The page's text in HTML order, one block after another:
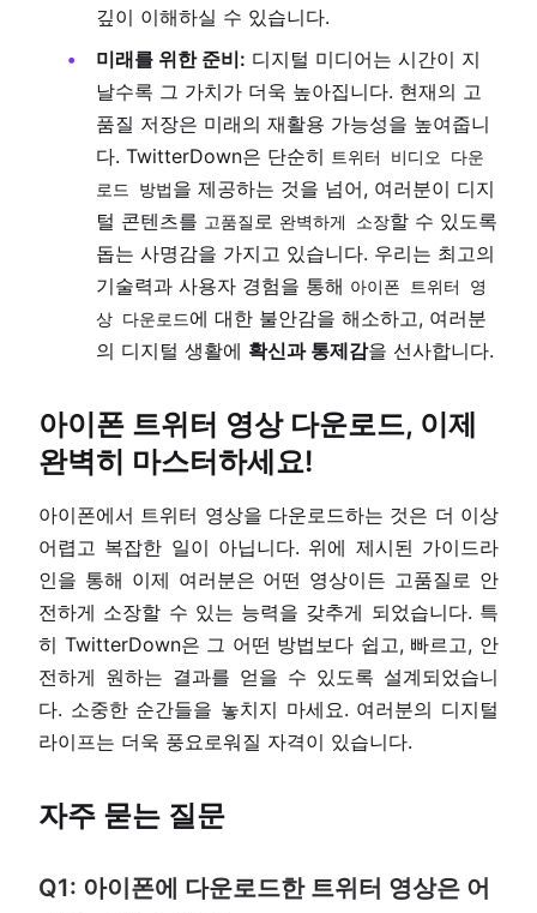
깊이 이해하실 수 있습니다.
미래를 위한 준비: 디지털 미디어는 시간이 지
날수록 그 가치가 더욱 높아집니다. 현재의 고
품질 저장은 미래의 재활용 가능성을 높여줍니
다. TwitterDown은 단순히 트위터 비디오 다운
로드 방법을 제공하는 것을 넘어, 여러분이 디지
털 콘텐츠를 고품질로 완벽하게 소장할 수 있도록
돕는 사명감을 가지고 있습니다. 우리는 최고의
기술력과 사용자 경험을 통해 아이폰 트위터 영
상 다운로드에 대한 불안감을 해소하고, 여러분
의 디지털 생활에 확신과 통제감을 선사합니다.
아이폰 트위터 영상 다운로드, 이제
완벽히 마스터하세요!
아이폰에서 트위터 영상을 다운로드하는 것은 더 이상
어렵고 복잡한 일이 아닙니다. 위에 제시된 가이드라
인을 통해 이제 여러분은 어떤 영상이든 고품질로 안
전하게 소장할 수 있는 능력을 갖추게 되었습니다. 특
히 TwitterDown은 그 어떤 방법보다 쉽고, 빠르고, 안
전하게 원하는 결과를 얻을 수 있도록 설계되었습니
다. 소중한 순간들을 놓치지 마세요. 여러분의 디지털
라이프는 더욱 풍요로워질 자격이 있습니다.
자주 묻는 질문
Q1: 아이폰에 다운로드한 트위터 영상은 어